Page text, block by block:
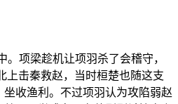
项梁趁机让项羽杀了会稽守，
上击秦救赵，当时桓楚也随这支
收渔利。不过项羽认为攻陷弱赵